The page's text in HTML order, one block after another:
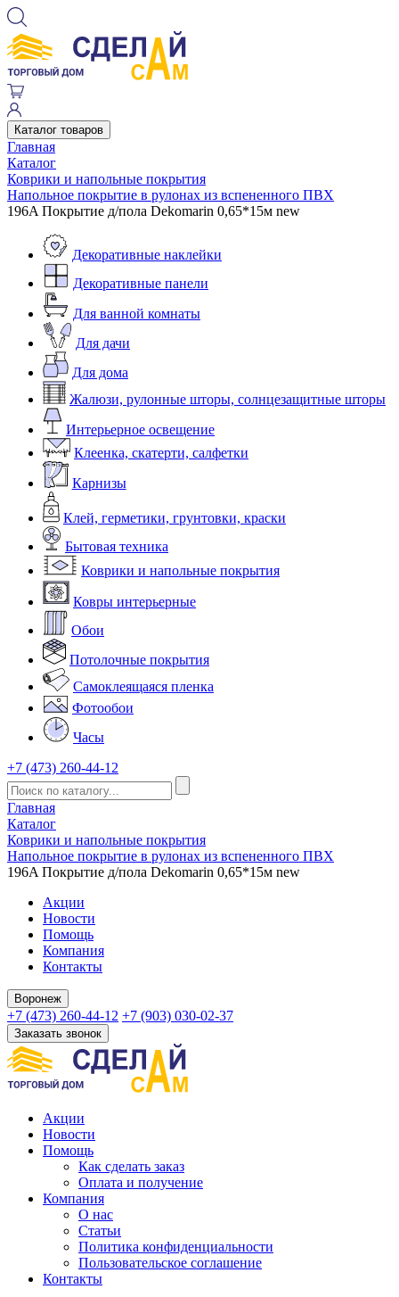
Каталог товаров
Главная
Каталог
Коврики и напольные покрытия
Напольное покрытие в рулонах из вспененного ПВХ
196A Покрытие д/пола Dekomarin 0,65*15м new
Декоративные наклейки
Декоративные панели
Для ванной комнаты
Для дачи
Для дома
Жалюзи, рулонные шторы, солнцезащитные шторы
Интерьерное освещение
Клеенка, скатерти, салфетки
Карнизы
Клей, герметики, грунтовки, краски
Бытовая техника
Коврики и напольные покрытия
Ковры интерьерные
Обои
Потолочные покрытия
Самоклеящаяся пленка
Фотообои
Часы
+7 (473) 260-44-12
Главная
Каталог
Коврики и напольные покрытия
Напольное покрытие в рулонах из вспененного ПВХ
196A Покрытие д/пола Dekomarin 0,65*15м new
Акции
Новости
Помощь
Компания
Контакты
Воронеж
+7 (473) 260-44-12 +7 (903) 030-02-37
Заказать звонок
Акции
Новости
Помощь
Как сделать заказ
Оплата и получение
Компания
О нас
Статьи
Политика конфиденциальности
Пользовательское соглашение
Контакты